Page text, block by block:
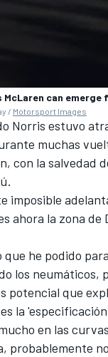
can
/ Motorsport Images
Norris estuvo
muchas
con la salvedad
imposible
ahora la zona de
que he podido
los neumáticos,
potencial que
la
en las
probablemente